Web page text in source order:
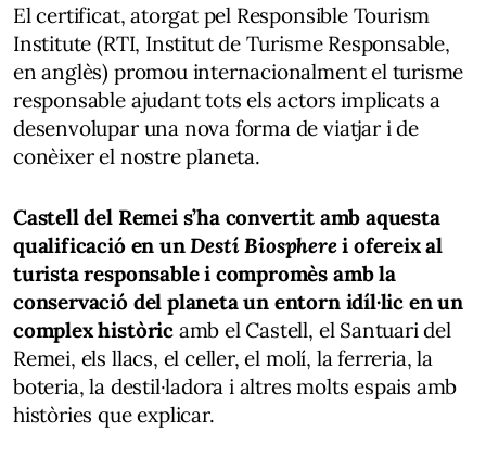
El certificat, atorgat pel Responsible Tourism
Institute (RTI, Institut de Turisme Responsable,
en anglès) promou internacionalment el turisme
responsable ajudant tots els actors implicats a
desenvolupar una nova forma de viatjar i de
conèixer el nostre planeta.
Castell del Remei s’ha convertit amb aquesta
qualificació en unDestí Biospherei ofereix al
turista responsable i compromès amb la
conservació del planeta un entorn idíl·lic en un
complex històricamb el Castell, el Santuari del
Remei, els llacs, el celler, el molí, la ferreria, la
boteria, la destil·ladora i altres molts espais amb
històries que explicar.